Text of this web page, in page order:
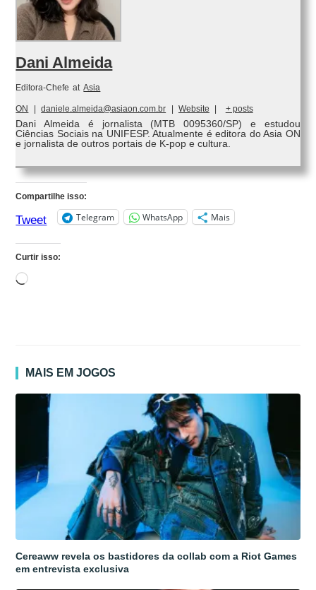
Dani Almeida
Editora-Chefe at Asia
ON daniele.almeida@asiaon.com.br Website + posts
Dani Almeida é jornalista (MTB 0095360/SP) e estudou
Ciências Sociais na UNIFESP. Atualmente é editora do Asia ON
e jornalista de outros portais de K-pop e cultura.
Compartilhe isso:
Tweet Telegram WhatsApp Mais
Curtir isso:
Carregando...
MAIS EM JOGOS
Cereaww revela os bastidores da collab com a Riot Games
em entrevista exclusiva